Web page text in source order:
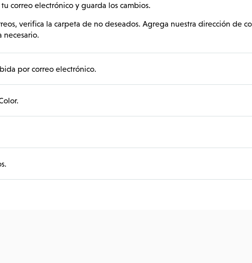
correo electrónico y guarda los cambios.
verifica la carpeta de no deseados. Agrega nuestra dirección de
necesario.
por correo electrónico.